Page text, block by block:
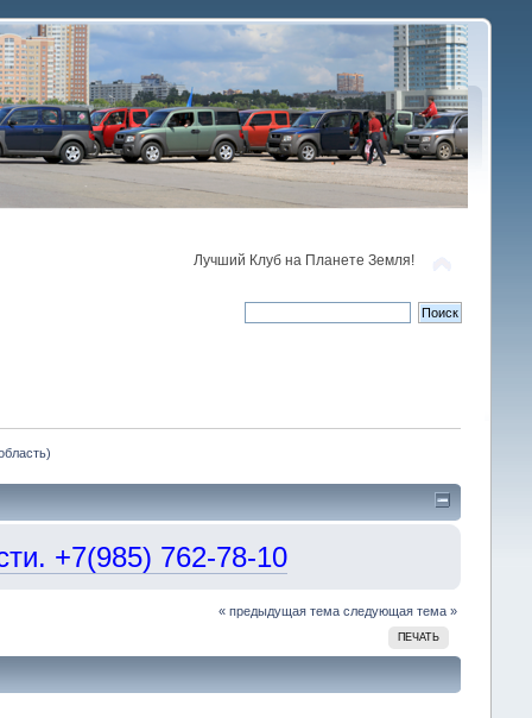
Лучший Клуб на Планете Земля!
+7(985) 762-78-10
« предыдущая тема следующая тема »
ПЕЧАТЬ